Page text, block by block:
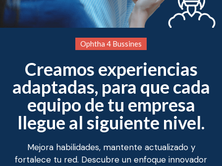
Ophtha 4 Bussines
Creamos experiencias
adaptadas, para que cada
equipo de tu empresa
llegue al siguiente nivel.
Mejora habilidades, mantente actualizado y
fortalece tu red. Descubre un enfoque innovador